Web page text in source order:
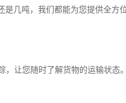
几吨，我们都能为您提供全方
，让您随时了解货物的运输状态